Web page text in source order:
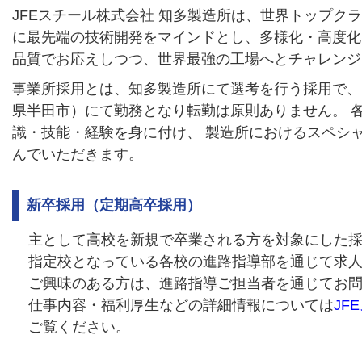
JFEスチール株式会社 知多製造所は、世界トップク
に最先端の技術開発をマインドとし、多様化・高度
品質でお応えしつつ、世界最強の工場へとチャレン
事業所採用とは、知多製造所にて選考を行う採用で
県半田市）にて勤務となり転勤は原則ありません。
識・技能・経験を身に付け、 製造所におけるスペシ
んでいただきます。
新卒採用（定期高卒採用）
主として高校を新規で卒業される方を対象にした
指定校となっている各校の進路指導部を通じて求
ご興味のある方は、進路指導ご担当者を通じてお
仕事内容・福利厚生などの詳細情報については
ご覧ください。